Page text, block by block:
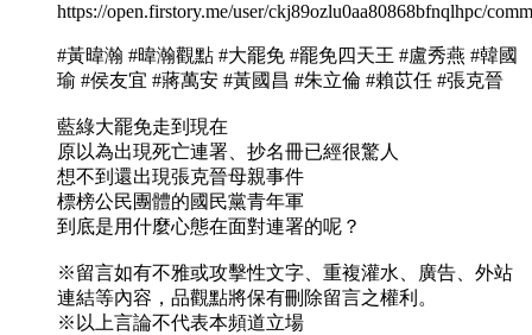
https://open.firstory.me/user/ckj89ozlu0aa80868bfnqlhpc/
#黃暐瀚 #暐瀚觀點 #大罷免 #罷免四天王 #盧秀燕 #韓國
瑜 #侯友宜 #蔣萬安 #黃國昌 #朱立倫 #賴苡任 #張克晉
藍綠大罷免走到現在
原以為出現死亡連署、抄名冊已經很驚人
想不到還出現張克晉母親事件
標榜公民團體的國民黨青年軍
到底是用什麼心態在面對連署的呢？
※留言如有不雅或攻擊性文字、重複灌水、廣告、外站
連結等內容，品觀點將保有刪除留言之權利。
※以上言論不代表本頻道立場